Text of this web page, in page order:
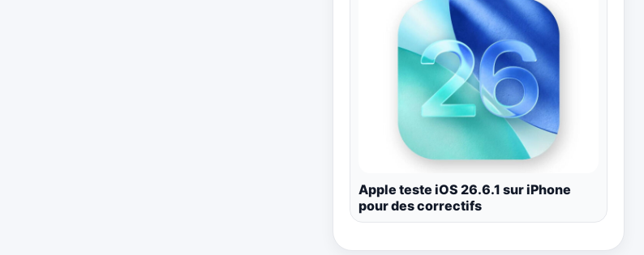
Apple teste iOS 26.6.1 sur iPhone
pour des correctifs